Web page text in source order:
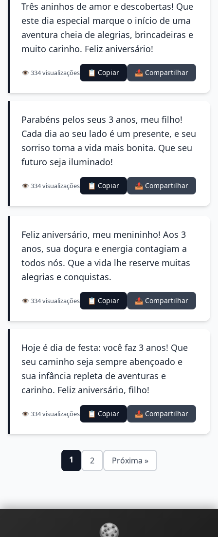
Três aninhos de amor e descobertas! Que
este dia especial marque o início de uma
aventura cheia de alegrias, brincadeiras e
muito carinho. Feliz aniversário!
👁️ 334 visualizações 📋 Copiar 📤 Compartilhar
Parabéns pelos seus 3 anos, meu filho!
Cada dia ao seu lado é um presente, e seu
sorriso torna a vida mais bonita. Que seu
futuro seja iluminado!
👁️ 334 visualizações 📋 Copiar 📤 Compartilhar
Feliz aniversário, meu menininho! Aos 3
anos, sua doçura e energia contagiam a
todos nós. Que a vida lhe reserve muitas
alegrias e conquistas.
👁️ 334 visualizações 📋 Copiar 📤 Compartilhar
Hoje é dia de festa: você faz 3 anos! Que
seu caminho seja sempre abençoado e
sua infância repleta de aventuras e
carinho. Feliz aniversário, filho!
👁️ 334 visualizações 📋 Copiar 📤 Compartilhar
1 2 Próxima »
🍪